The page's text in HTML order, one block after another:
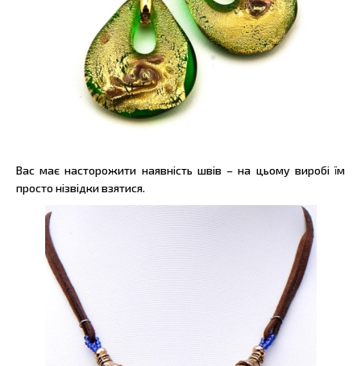
Вас має насторожити наявність швів – на цьому виробі їм
просто нізвідки взятися.